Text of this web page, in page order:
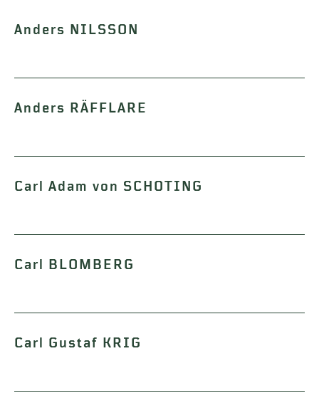
Anders NILSSON
Anders RÄFFLARE
Carl Adam von SCHOTING
Carl BLOMBERG
Carl Gustaf KRIG